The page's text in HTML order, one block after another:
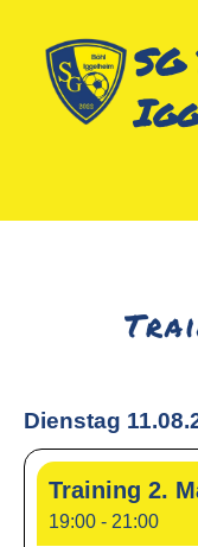
Dienstag
Training 2.
19:00 - 21:00